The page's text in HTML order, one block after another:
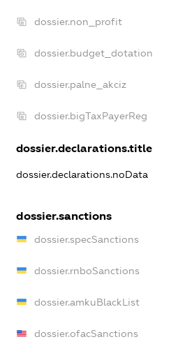
dossier.non_profit
dossier.budget_dotation
dossier.palne_akciz
dossier.bigTaxPayerReg
dossier.declarations.title
dossier.declarations.noData
dossier.sanctions
dossier.specSanctions
dossier.rnboSanctions
dossier.amkuBlackList
dossier.ofacSanctions